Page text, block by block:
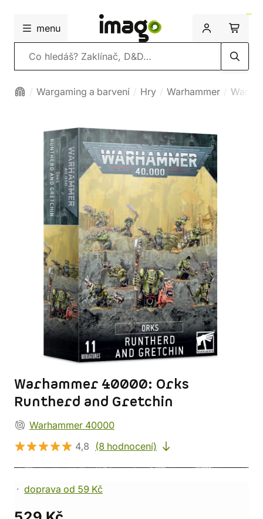
menu
Vyhledávání
Wargaming a barvení Hry Warhammer
Warhammer 40000: Orks
Runtherd and Gretchin
Warhammer 40000
4,8
(8 hodnocení)
doprava od 59 Kč